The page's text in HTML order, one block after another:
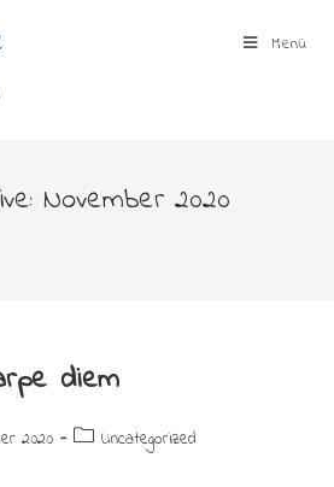
Menü
November 2020
diem
2020
Beitrags-
Uncategorized